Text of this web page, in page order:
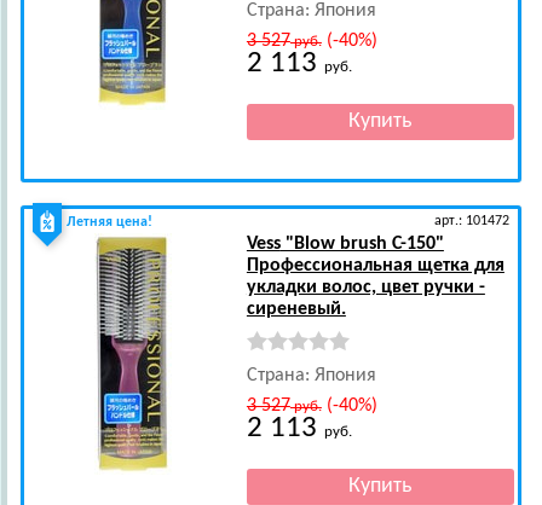
Страна: Япония
3 527руб.(-40%)
2 113 руб.
Летняя цена! арт.: 101472
Vess"Blow brush С-150"
Профессиональная щетка для
укладки волос, цвет ручки -
сиреневый.
Страна: Япония
3 527руб.(-40%)
2 113 руб.